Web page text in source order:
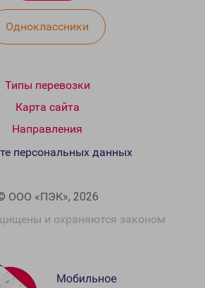
Одноклассники
Типы перевозки
Карта сайта
Направления
ООО «ПЭК», 2026
и охраняются законом
персональных данных